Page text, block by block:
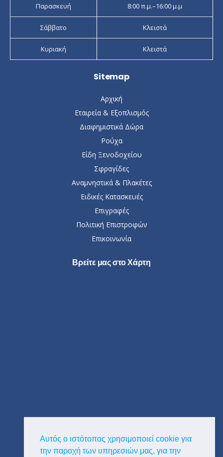
Αυτός ο ιστότοπος χρησιμοποιεί cookie για
την παροχή των υπηρεσιών μας, για την
Παρασκευή 8:00 π.μ.–16:00 μ.μ
Σάββατο Κλειστά
Κυριακή Κλειστά
Sitemap
Αρχική
Εταιρεία & Εξοπλισμός
Διαφημιστικά Δώρα
Ρούχα
Είδη Ξενοδοχείου
Σφραγίδες
Αναμνηστικά & Πλακέτες
Ειδικές Κατασκευές
Επιγραφές
Πολιτική Επιστροφών
Επικοινωνία
Βρείτε μας στο Χάρτη